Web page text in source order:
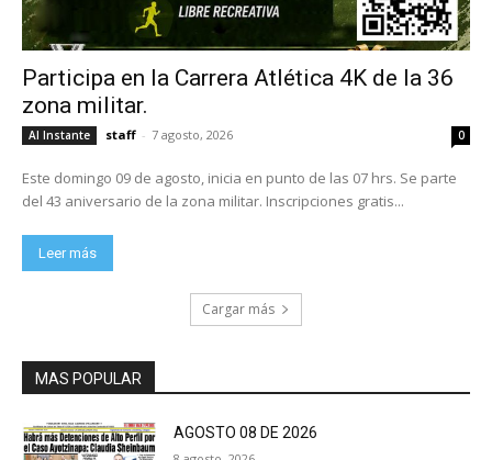
Participa en la Carrera Atlética 4K de la 36
zona militar.
Al Instante staff - 7 agosto, 2026 0
Este domingo 09 de agosto, inicia en punto de las 07 hrs. Se parte
del 43 aniversario de la zona militar. Inscripciones gratis...
Leer más
Cargar más
MAS POPULAR
AGOSTO 08 DE 2026